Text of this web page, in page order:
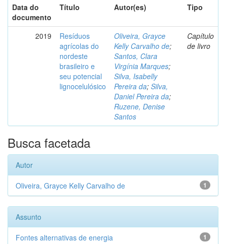
Data do
documento
Título Autor(es) Tipo
2019
Resíduos
agrícolas do
nordeste
brasileiro e
seu potencial
lignocelulósico
Oliveira, Grayce
Kelly Carvalho de;
Santos, Clara
Virgínia Marques;
Silva, Isabelly
Pereira da; Silva,
Daniel Pereira da;
Ruzene, Denise
Santos
Capítulo
de livro
Busca facetada
Autor
1
Oliveira, Grayce Kelly Carvalho de
Assunto
1
Fontes alternativas de energia